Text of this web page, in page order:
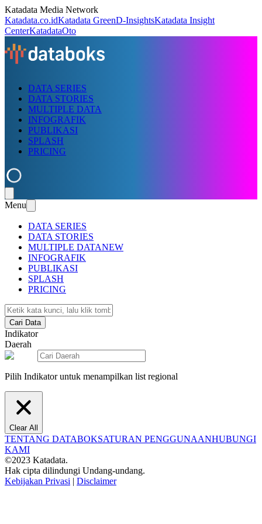
Katadata Media Network
Katadata.co.idKatadata GreenD-InsightsKatadata Insight
CenterKatadataOto
DATA SERIES
DATA STORIES
MULTIPLE DATA
INFOGRAFIK
PUBLIKASI
SPLASH
PRICING
Menu
DATA SERIES
DATA STORIES
MULTIPLE DATANEW
INFOGRAFIK
PUBLIKASI
SPLASH
PRICING
Cari Data
Indikator
Daerah
Pilih Indikator untuk menampilkan list regional
Clear All
TENTANG DATABOKSATURAN PENGGUNAANHUBUNGI
KAMI
©2023 Katadata.
Hak cipta dilindungi Undang-undang.
Kebijakan Privasi | Disclaimer